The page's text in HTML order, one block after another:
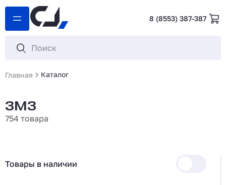
8 (8553) 387-387
Главная Каталог
ЗМЗ
754 товара
Товары в наличии